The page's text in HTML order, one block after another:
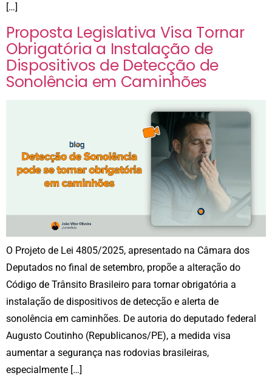
[…]
Proposta Legislativa Visa Tornar
Obrigatória a Instalação de
Dispositivos de Detecção de
Sonolência em Caminhões
O Projeto de Lei 4805/2025, apresentado na Câmara dos
Deputados no final de setembro, propõe a alteração do
Código de Trânsito Brasileiro para tornar obrigatória a
instalação de dispositivos de detecção e alerta de
sonolência em caminhões. De autoria do deputado federal
Augusto Coutinho (Republicanos/PE), a medida visa
aumentar a segurança nas rodovias brasileiras,
especialmente […]